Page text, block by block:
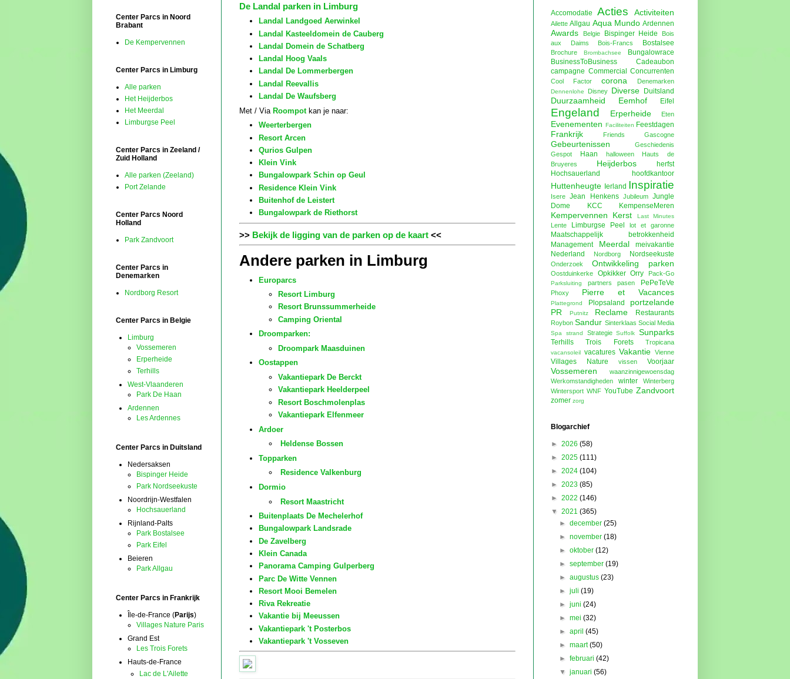
De Landal parken in Limburg
Landal Landgoed Aerwinkel
Landal Kasteeldomein de Cauberg
Landal Domein de Schatberg
Landal Hoog Vaals
Landal De Lommerbergen
Landal Reevallis
Landal De Waufsberg
Met / Via Roompot kan je naar:
Weerterbergen
Resort Arcen
Qurios Gulpen
Klein Vink
Bungalowpark Schin op Geul
Residence Klein Vink
Buitenhof de Leistert
Bungalowpark de Riethorst
>> Bekijk de ligging van de parken op de kaart <<
Andere parken in Limburg
Europarcs
Resort Limburg
Resort Brunssummerheide
Camping Oriental
Droomparken:
Droompark Maasduinen
Oostappen
Vakantiepark De Berckt
Vakantiepark Heelderpeel
Resort Boschmolenplas
Vakantiepark Elfenmeer
Ardoer
Heldense Bossen
Topparken
Residence Valkenburg
Dormio
Resort Maastricht
Buitenplaats De Mechelerhof
Bungalowpark Landsrade
De Zavelberg
Klein Canada
Panorama Camping Gulperberg
Parc De Witte Vennen
Resort Mooi Bemelen
Riva Rekreatie
Vakantie bij Meeussen
Vakantiepark 't Posterbos
Vakantiepark 't Vosseven
Center Parcs in Noord
Brabant
De Kempervennen
Center Parcs in Limburg
Alle parken
Het Heijderbos
Het Meerdal
Limburgse Peel
Center Parcs in Zeeland /
Zuid Holland
Alle parken (Zeeland)
Port Zelande
Center Parcs Noord
Holland
Park Zandvoort
Center Parcs in
Denemarken
Nordborg Resort
Center Parcs in Belgie
Limburg
Vossemeren
Erperheide
Terhills
West-Vlaanderen
Park De Haan
Ardennen
Les Ardennes
Center Parcs in Duitsland
Nedersaksen
Bispinger Heide
Park Nordseekuste
Noordrijn-Westfalen
Hochsauerland
Rijnland-Palts
Park Bostalsee
Park Eifel
Beieren
Park Allgau
Center Parcs in Frankrijk
Île-de-France (Parijs)
Villages Nature Paris
Grand Est
Les Trois Forets
Hauts-de-France
Lac de L'Ailette
Accomodatie Acties Activiteiten
Ailette Allgau Aqua Mundo Ardennen
Awards Belgie Bispinger Heide
Bois
aux Daims
Bois-Francs Bostalsee
Brochure Brombachsee
Bungalowrace
BusinessToBusiness
Cadeaubon
campagne Commercial Concurrenten
Cool Factor corona Denemarken
Dennenlohe Disney Diverse Duitsland
Duurzaamheid Eemhof Eifel
Engeland Erperheide Eten
Evenementen Faciliteiten Feestdagen
Frankrijk Friends Gascogne
Gebeurtenissen
Geschiedenis
Gespot
Haan halloween
Hauts de
Bruyeres
Heijderbos
herfst
Hochsauerland
hoofdkantoor
Huttenheugte Ierland Inspiratie
Isere Jean Henkens Jubileum
Jungle
Dome
KCC KempenseMeren
Kempervennen Kerst Last Minutes
Lente Limburgse Peel lot et garonne
Maatschappelijk betrokkenheid
Management
Meerdal
meivakantie
Nederland
Nordborg Nordseekuste
Onderzoek Ontwikkeling parken
Oostduinkerke Opkikker Orry Pack-Go
Parksluiting partners pasen PePeTeVe
Phoxy Pierre et Vacances
Plattegrond Plopsaland
portzelande
PR
Putnitz Reclame Restaurants
Roybon Sandur Sinterklaas Social Media
Spa strand Strategie Suffolk Sunparks
Terhills Trois Forets Tropicana
vacansoleil vacatures Vakantie Vienne
Villages Nature vissen Voorjaar
Vossemeren
waanzinnigewoensdag
Werkomstandigheden
winter
Winterberg
Wintersport WNF YouTube Zandvoort
zomer zorg
Blogarchief
► 2026 (58)
► 2025 (111)
► 2024 (104)
► 2023 (85)
► 2022 (146)
▼ 2021 (365)
►december(25)
►november(18)
►oktober(12)
►september(19)
►augustus(23)
►juli(19)
►juni(24)
►mei(32)
►april(45)
►maart(50)
►februari(42)
▼januari(56)